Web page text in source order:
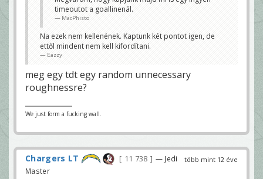
timeoutot a goallinenál.
MacPhisto
Na ezek nem kellenének. Kaptunk két pontot igen, de
ettől mindent nem kell kifordítani.
Eazzy
meg egy tdt egy random unnecessary
roughnessre?
We just form a fucking wall.
több mint 12 éve
Chargers LT 11 738
— Jedi
Master